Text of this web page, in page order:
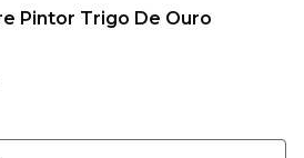
Pintor Trigo De Ouro